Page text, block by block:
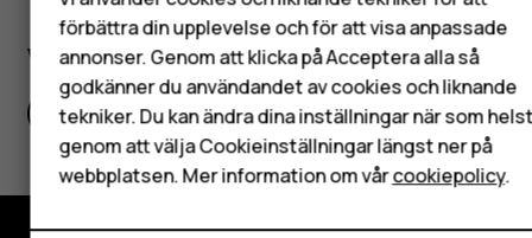
Surfplattor
Mitt konto
Var detta till hjälp?
Ja Nej
förbättra din upplevelse och för att visa anpassade
annonser. Genom att klicka på Acceptera alla så
godkänner du användandet av cookies och liknande
tekniker. Du kan ändra dina inställningar när som helst
genom att välja Cookieinställningar längst ner på
webbplatsen. Mer information om vårcookiepolicy.